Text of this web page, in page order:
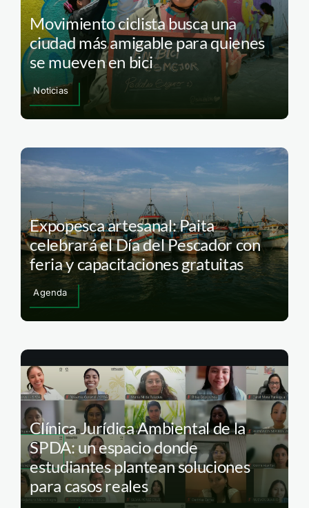
Movimiento ciclista busca una
ciudad más amigable para quienes
se mueven en bici
Noticias
Expopesca artesanal: Paita
celebrará el Día del Pescador con
feria y capacitaciones gratuitas
Agenda
Clínica Jurídica Ambiental de la
SPDA: un espacio donde
estudiantes plantean soluciones
para casos reales